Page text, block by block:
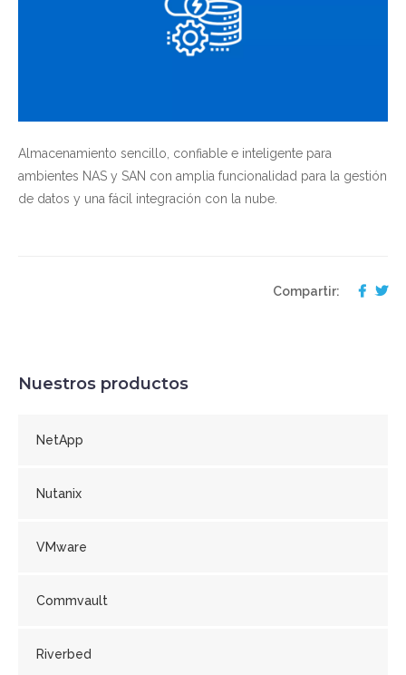
Almacenamiento sencillo, confiable e inteligente para
ambientes NAS y SAN con amplia funcionalidad para la gestión
de datos y una fácil integración con la nube.
Compartir:
Nuestros productos
NetApp
Nutanix
VMware
Commvault
Riverbed